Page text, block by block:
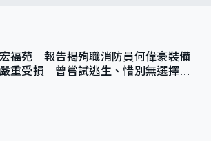
福苑｜報告揭殉職消防員何偉豪裝備
嚴重受損 曾嘗試逃生、惜別無選擇下